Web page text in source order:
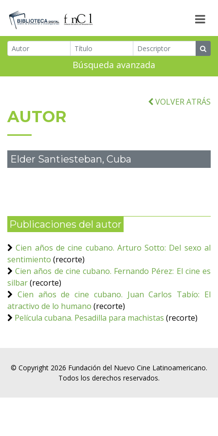
Búsqueda avanzada
VOLVER ATRÁS
AUTOR
Elder Santiesteban, Cuba
Publicaciones del autor
Cien años de cine cubano. Arturo Sotto: Del sexo al
sentimiento (recorte)
Cien años de cine cubano. Fernando Pérez: El cine es
silbar(recorte)
Cien años de cine cubano. Juan Carlos Tabío: El
atractivo de lo humano (recorte)
Película cubana. Pesadilla para machistas (recorte)
© Copyright 2026 Fundación del Nuevo Cine Latinoamericano.
Todos los derechos reservados.